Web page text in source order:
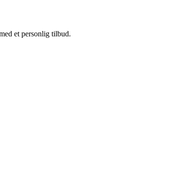
et personlig tilbud.